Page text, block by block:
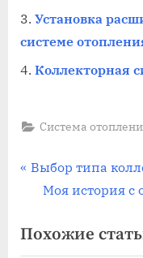
Установка
системе
Коллекторная
Система
Навигация
записям
П
д
Выбор типа
С
е
Моя история с
Похожие